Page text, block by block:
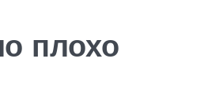
плохо